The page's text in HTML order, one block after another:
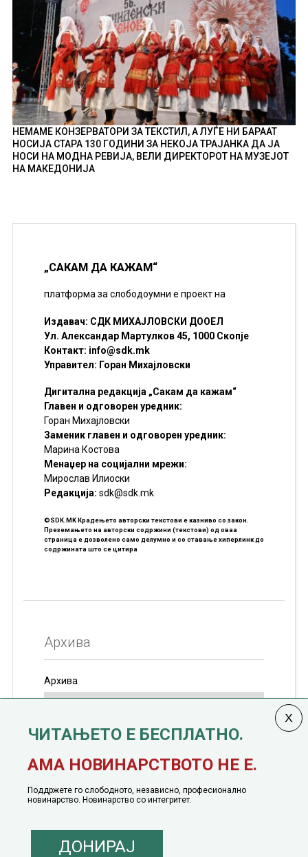
НЕМАМЕ КОНЗЕРВАТОРИ ЗА ТЕКСТИЛ, А ЛУЃЕ НИ БАРААТ
НОСИЈА СТАРА 130 ГОДИНИ ЗА НЕКОЈА ТРАЈАНКА ДА ЈА
НОСИ НА МОДНА РЕВИЈА, ВЕЛИ ДИРЕКТОРОТ НА МУЗЕЈОТ
НА МАКЕДОНИЈА
„САКАМ ДА КАЖАМ“
платформа за слободоумни е проект на
Издавач: СДК МИХАЈЛОВСКИ ДООЕЛ
Ул. Александар Мартулков 45, 1000 Скопје
Контакт: info@sdk.mk
Управител: Горан Михајловски
Дигитална редакција „Сакам да кажам“
Главен и одговорен уредник:
Горан Михајловски
Заменик главен и одговорен уредник:
Марина Костова
Менаџер на социјални мрежи:
Мирослав Илиоски
Редакцијa: sdk@sdk.mk
©SDK.MK Крадењето авторски текстови е казниво со закон.
Преземањето на авторски содржини (текстови) од оваа
страница е дозволено само делумно и со ставање хиперлинк до
содржината што се цитира
Архива
Архива
јануари, 1991 година
ЧИТАЊЕТО Е БЕСПЛАТНО.
АМА НОВИНАРСТВОТО НЕ Е.
Поддржете го слободното, независно, професионално
новинарство. Новинарство со интегритет.
ДОНИРАЈ